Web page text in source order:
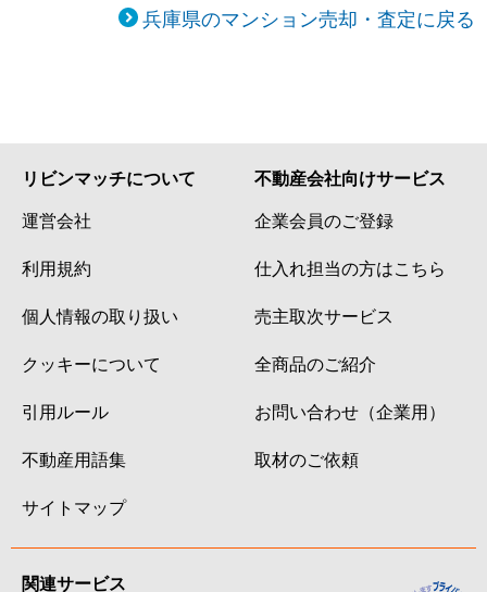
兵庫県のマンション売却・査定に戻る
リビンマッチについて
運営会社
利用規約
個人情報の取り扱い
クッキーについて
引用ルール
不動産用語集
サイトマップ
不動産会社向けサービス
企業会員のご登録
仕入れ担当の方はこちら
売主取次サービス
全商品のご紹介
お問い合わせ（企業用）
取材のご依頼
関連サービス